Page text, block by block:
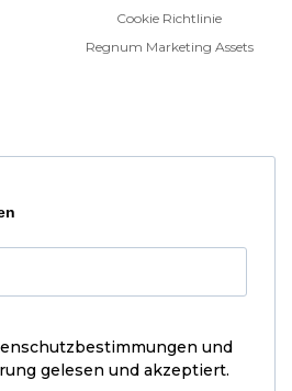
Cookie Richtlinie
Regnum Marketing Assets
und
gelesen und akzeptiert.